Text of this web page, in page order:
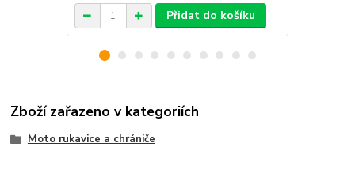
Přidat do košíku
Zboží zařazeno v kategoriích
Moto rukavice a chrániče